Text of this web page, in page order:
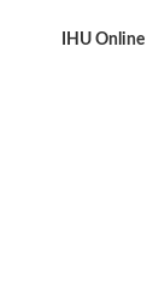
IHU Online